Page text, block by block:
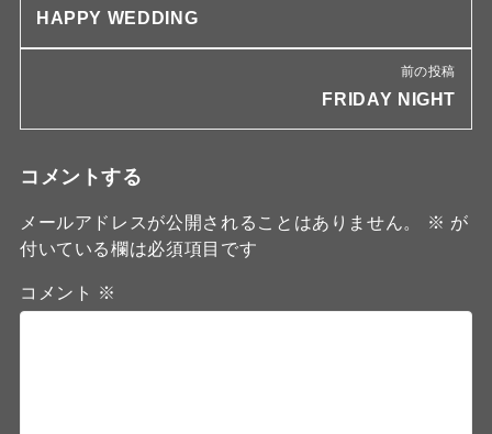
HAPPY WEDDING
前の投稿
FRIDAY NIGHT
コメントする
メールアドレスが公開されることはありません。 ※ が
付いている欄は必須項目です
コメント ※